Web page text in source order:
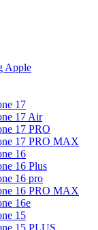
Apple
17
17 Air
17 PRO
17 PRO MAX
16
16 Plus
16 pro
16 PRO MAX
16e
15
15 PLUS